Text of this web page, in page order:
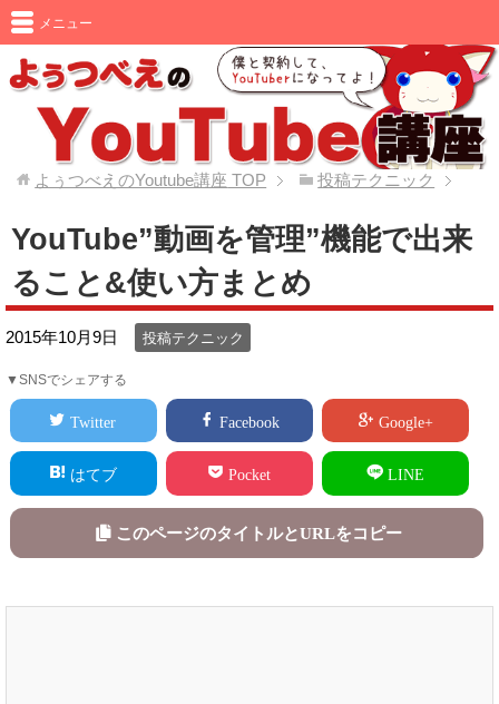
メニュー
よぅつべえのYoutube講座 TOP 投稿テクニック
YouTube”動画を管理”機能で出来
ること&使い方まとめ
2015年10月9日 投稿テクニック
▼SNSでシェアする
Twitter Facebook Google+
はてブ Pocket LINE
このページのタイトルとURLをコピー